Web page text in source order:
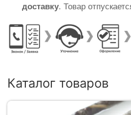
доставку. Товар
Каталог товаров